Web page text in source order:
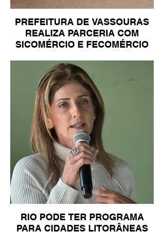
PREFEITURA DE VASSOURAS
REALIZA PARCERIA COM
SICOMÉRCIO E FECOMÉRCIO
RIO PODE TER PROGRAMA
PARA CIDADES LITORÂNEAS